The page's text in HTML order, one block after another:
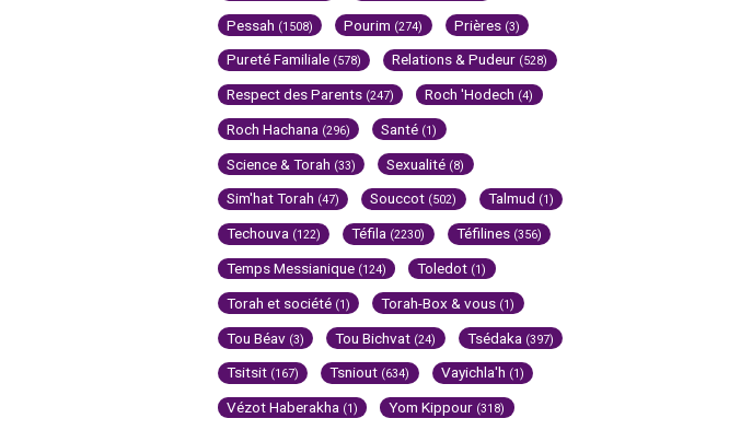
Pessah (1508) Pourim (274) Prières (3)
Pureté Familiale (578) Relations & Pudeur (528)
Respect des Parents (247) Roch 'Hodech (4)
Roch Hachana (296) Santé (1)
Science & Torah (33) Sexualité (8)
Sim'hat Torah (47) Souccot (502) Talmud (1)
Techouva (122) Téfila (2230) Téfilines (356)
Temps Messianique (124) Toledot (1)
Torah et société (1) Torah-Box & vous (1)
Tou Béav (3) Tou Bichvat (24) Tsédaka (397)
Tsitsit (167) Tsniout (634) Vayichla'h (1)
Vézot Haberakha (1) Yom Kippour (318)